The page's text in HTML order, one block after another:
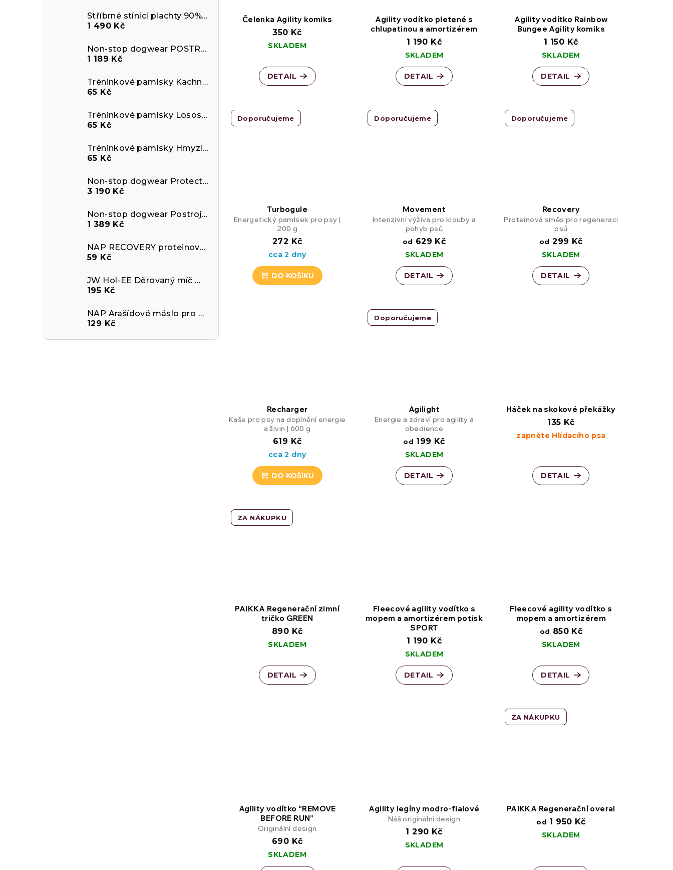
Stříbrné stínící plachty 90%Odráží sluneční záření - auta, okna, terasy, balkóny,...
1 490 Kč
Non-stop dogwear POSTROJ LINE 5.0
Univerzální postroj pro každodenní použití
1 189 Kč
Tréninkové pamlsky Kachna a krill
65 Kč
Tréninkové pamlsky Losos a arktický krill
65 Kč
Tréninkové pamlsky Hmyzí protein s Aktivním uhlím
65 Kč
Non-stop dogwear Protector Life Jacket
3 190 Kč
Non-stop dogwear Postroj Ramble
Nastavitelný postroj pro štěňata, mladé psy a psy se silnější stavbou těla
1 389 Kč
NAP RECOVERY proteinová tyčinka pro psy - hovězí
59 Kč
JW Hol-EE Děrovaný míč MEDIUM
195 Kč
NAP Arašídové máslo pro psy - banán
129 Kč
Čelenka Agility komiks
350 Kč
SKLADEM
DETAIL
Agility vodítko pletené s
chlupatinou a amortizérem
1 190 Kč
SKLADEM
DETAIL
Agility vodítko Rainbow
Bungee Agility komiks
1 150 Kč
SKLADEM
DETAIL
Doporučujeme
Turbogule
Energetický pamlsek pro psy |
200 g
272 Kč
cca 2 dny
DO KOŠÍKU
Doporučujeme
Movement
Intenzivní výživa pro klouby a
pohyb psů
od 629 Kč
SKLADEM
DETAIL
Doporučujeme
Recovery
Proteinová směs pro regeneraci
psů
od 299 Kč
SKLADEM
DETAIL
Recharger
Kaše pro psy na doplnění energie
a živin | 600 g
619 Kč
cca 2 dny
DO KOŠÍKU
Doporučujeme
Agilight
Energie a zdraví pro agility a
obedience
od 199 Kč
SKLADEM
DETAIL
Háček na skokové překážky
135 Kč
zapněte Hlídacího psa
DETAIL
ZA NÁKUPKU
PAIKKA Regenerační zimní
tričko GREEN
890 Kč
SKLADEM
DETAIL
Fleecové agility vodítko s
mopem a amortizérem potisk
SPORT
1 190 Kč
SKLADEM
DETAIL
Fleecové agility vodítko s
mopem a amortizérem
od 850 Kč
SKLADEM
DETAIL
Agility vodítko “REMOVE
BEFORE RUN”
Originální design
690 Kč
SKLADEM
Agility legíny modro-fialové
Náš originální design
1 290 Kč
SKLADEM
ZA NÁKUPKU
PAIKKA Regenerační overal
od 1 950 Kč
SKLADEM